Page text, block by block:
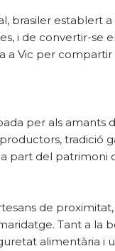
brasiler establert
i de convertir-se
a Vic per compartir
per als amants
tradició
part del patrimoni
de
Tant a la
alimentària i